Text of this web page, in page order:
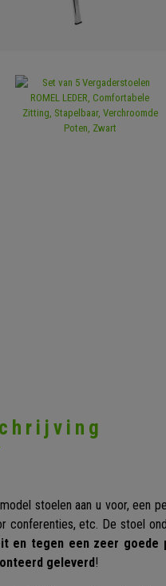
stoelen aan u voor, een
conferenties, etc. De stoel
en tegen een zeer goede
geleverd!